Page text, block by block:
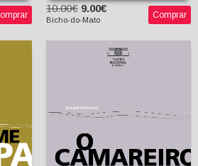
10.00€ 9.00€
Bicho-do-Mato Comprar
Ronald Harwood